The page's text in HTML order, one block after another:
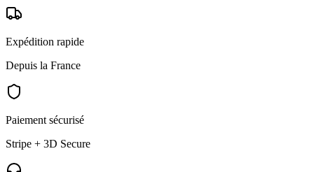
Expédition rapide
Depuis la France
Paiement sécurisé
Stripe + 3D Secure